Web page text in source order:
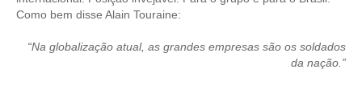
Como bem disse Alain Touraine:
“Na globalização atual, as grandes empresas são os soldados
da nação.”